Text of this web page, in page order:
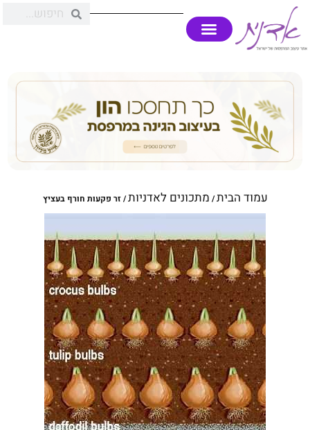
עמוד הבית/ מתכונים לאדניות/ זר פקעות חורף בעציץ